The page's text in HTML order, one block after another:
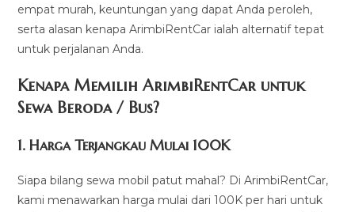
empat murah, keuntungan yang dapat Anda peroleh,
serta alasan kenapa ArimbiRentCar ialah alternatif tepat
untuk perjalanan Anda.
Kenapa Memilih ArimbiRentCar untuk
Sewa Beroda / Bus?
1.Harga Terjangkau Mulai 100K
Siapa bilang sewa mobil patut mahal? Di ArimbiRentCar,
kami menawarkan harga mulai dari 100K per hari untuk